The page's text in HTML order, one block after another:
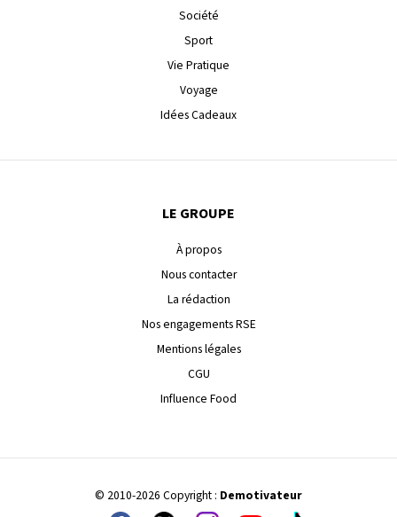
Société
Sport
Vie Pratique
Voyage
Idées Cadeaux
LE GROUPE
À propos
Nous contacter
La rédaction
Nos engagements RSE
Mentions légales
CGU
Influence Food
© 2010-2026 Copyright : Demotivateur